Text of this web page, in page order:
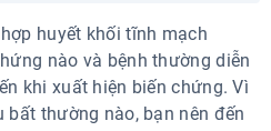
huyết khối tĩnh mạch
nào và bệnh thường diễn
khi xuất hiện biến chứng. Vì
bất thường nào, bạn nên đến